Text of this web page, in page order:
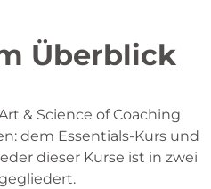
Überblick
& Science of Coaching
dem Essentials-Kurs und
dieser Kurse ist in zwei